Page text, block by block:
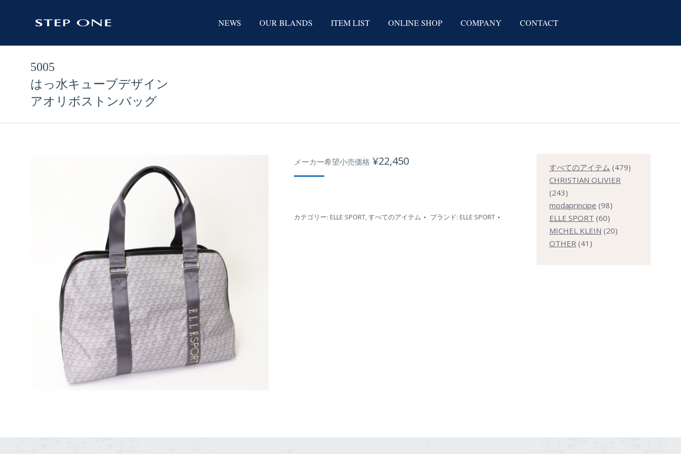
NEWS OUR BLANDS ITEM LIST ONLINE SHOP COMPANY CONTACT
5005
はっ水キューブデザイン
アオリボストンバッグ
メーカー希望小売価格 ¥22,450
カテゴリー: ELLE SPORT,すべてのアイテム ブランド: ELLE SPORT
すべてのアイテム 479479
CHRISTIAN OLIVIER
243243
個
の
商
品
modaprincipe 9898
の
ELLE SPORT 6060
個
MICHEL KLEIN 2020
OTHER 41 41